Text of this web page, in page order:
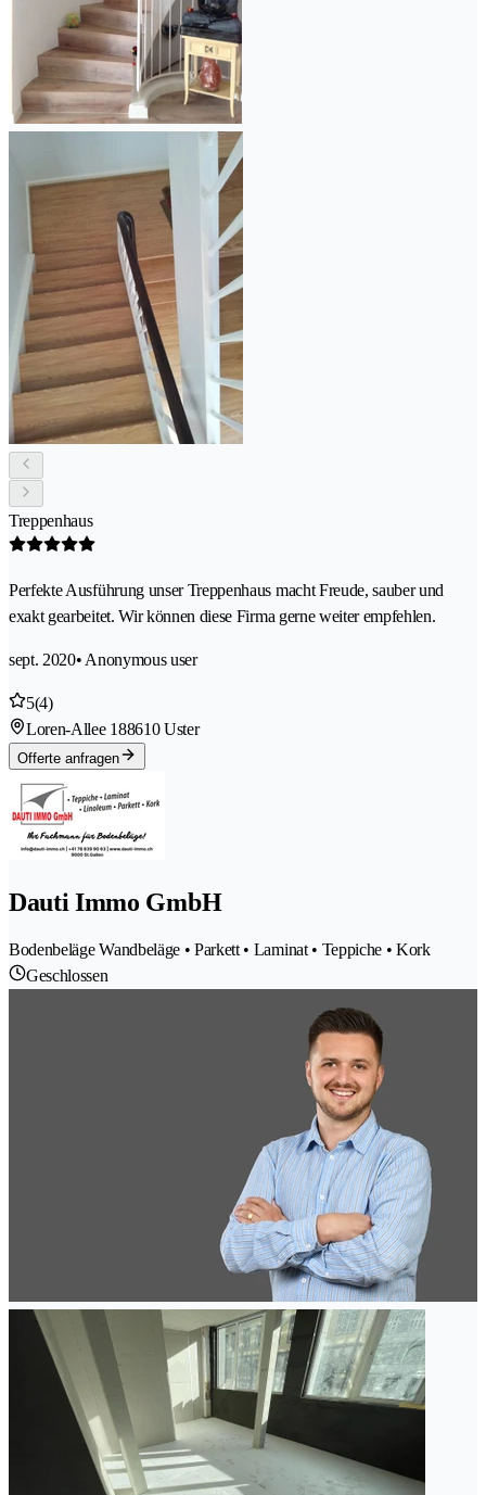
Treppenhaus
Perfekte Ausführung unser Treppenhaus macht Freude, sauber und
exakt gearbeitet. Wir können diese Firma gerne weiter empfehlen.
sept. 2020• Anonymous user
5(4)
Loren-Allee 188610 Uster
Offerte anfragen
Dauti Immo GmbH
Bodenbeläge Wandbeläge • Parkett • Laminat • Teppiche • Kork
Geschlossen